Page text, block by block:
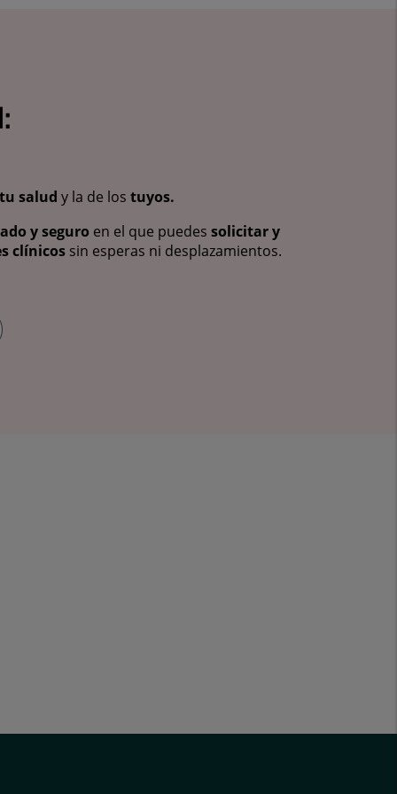
tu salud y la de los tuyos.
y seguro en el que puedes solicitar y
clínicos sin esperas ni desplazamientos.